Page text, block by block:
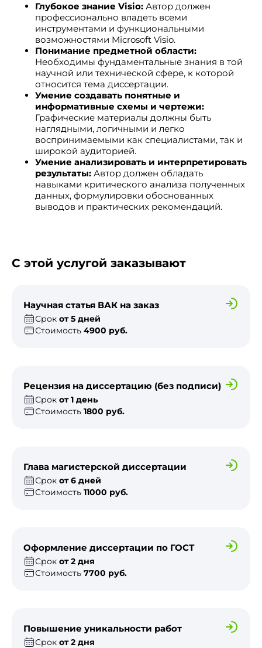
Глубокое знание Visio: Автор должен
профессионально владеть всеми
инструментами и функциональными
возможностями Microsoft Visio.
Понимание предметной области:
Необходимы фундаментальные знания в той
научной или технической сфере, к которой
относится тема диссертации.
Умение создавать понятные и
информативные схемы и чертежи:
Графические материалы должны быть
наглядными, логичными и легко
воспринимаемыми как специалистами, так и
широкой аудиторией.
Умение анализировать и интерпретировать
результаты: Автор должен обладать
навыками критического анализа полученных
данных, формулировки обоснованных
выводов и практических рекомендаций.
С этой услугой заказывают
Научная статья ВАК на заказ
Срок от 5 дней
Стоимость 4900 руб.
Рецензия на диссертацию (без подписи)
Срок от 1 день
Стоимость 1800 руб.
Глава магистерской диссертации
Срок от 6 дней
Стоимость 11000 руб.
Оформление диссертации по ГОСТ
Срок от 2 дня
Стоимость 7700 руб.
Повышение уникальности работ
Срок от 2 дня